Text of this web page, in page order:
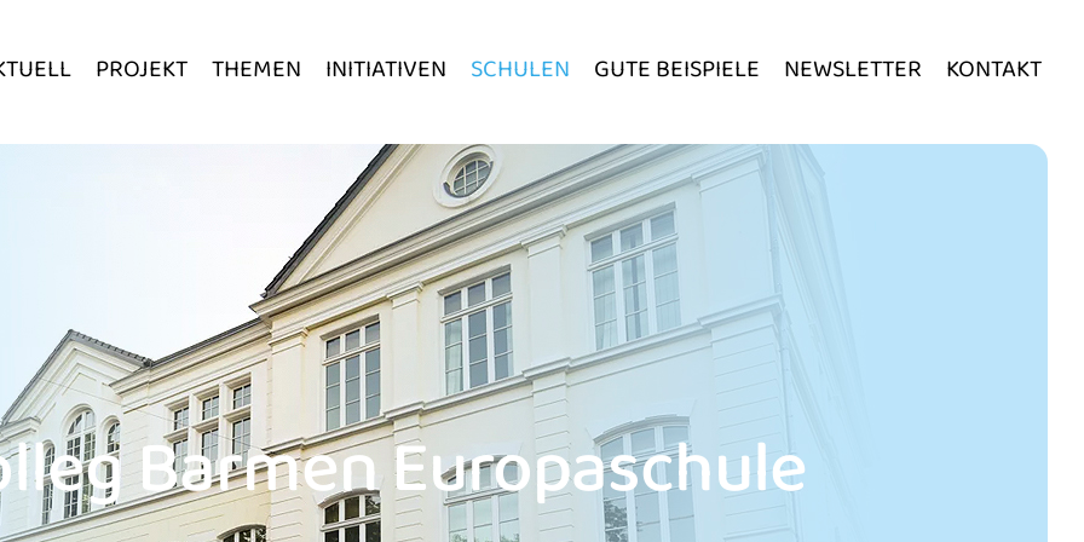
PROJEKT THEMEN INITIATIVEN SCHULEN GUTE BEISPIELE NEWSLETTER KONTAKT
Barmen Europaschule